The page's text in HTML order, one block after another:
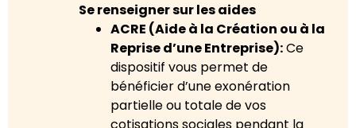
Se renseigner sur les aides
ACRE (Aide à la Création ou à la
Reprise d’une Entreprise):Ce
dispositif vous permet de
bénéficier d’une exonération
partielle ou totale de vos